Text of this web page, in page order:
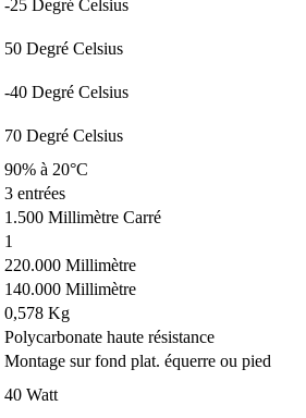
-25 Degré Celsius
50 Degré Celsius
-40 Degré Celsius
70 Degré Celsius
90% à 20°C
3 entrées
1.500 Millimètre Carré
1
220.000 Millimètre
140.000 Millimètre
0,578 Kg
Polycarbonate haute résistance
Montage sur fond plat. équerre ou pied
40 Watt